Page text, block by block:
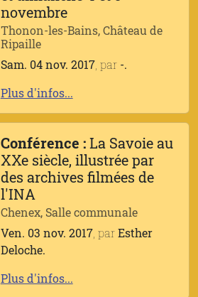
novembre
Thonon-les-Bains, Château de
Ripaille
Sam. 04 nov. 2017, par -.
Plus d'infos...
Conférence :La Savoie au
XXe siècle, illustrée par
des archives filmées de
l'INA
Chenex, Salle communale
Ven. 03 nov. 2017, parEsther
Deloche.
Plus d'infos...